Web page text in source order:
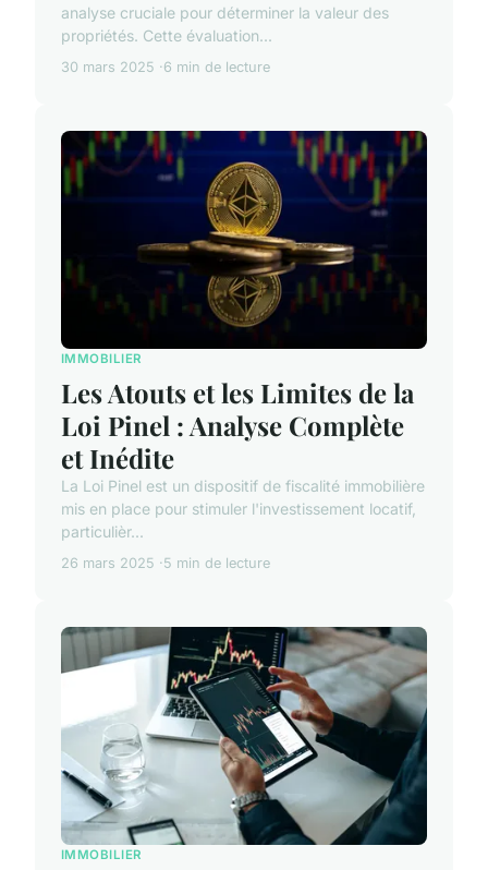
analyse cruciale pour déterminer la valeur des
propriétés. Cette évaluation...
30 mars 2025 6 min de lecture
IMMOBILIER
Les Atouts et les Limites de la
Loi Pinel : Analyse Complète
et Inédite
La Loi Pinel est un dispositif de fiscalité immobilière
mis en place pour stimuler l'investissement locatif,
particulièr...
26 mars 2025 5 min de lecture
IMMOBILIER